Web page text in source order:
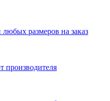
размеров на заказ
производителя